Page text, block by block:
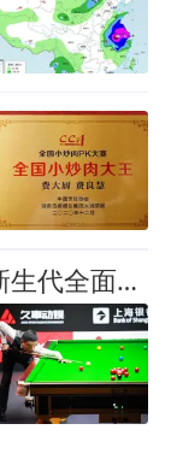
上海、太原、武汉三连战：新生代全面崛起，丁俊晖的世锦赛之梦仍未止步